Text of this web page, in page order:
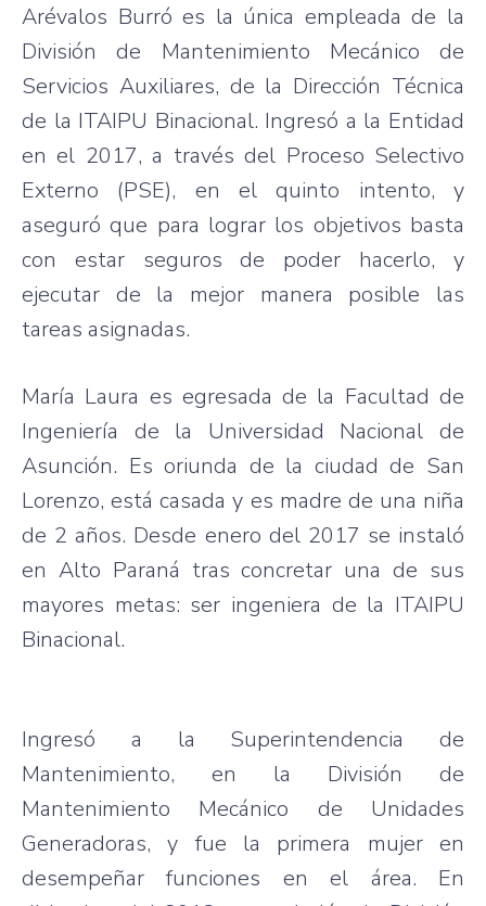
Arévalos Burró es la única empleada de la
División de Mantenimiento Mecánico de
Servicios Auxiliares, de la Dirección Técnica
de la ITAIPU Binacional. Ingresó a la Entidad
en el 2017, a través del Proceso Selectivo
Externo (PSE), en el quinto intento, y
aseguró que para lograr los objetivos basta
con estar seguros de poder hacerlo, y
ejecutar de la mejor manera posible las
tareas asignadas.
María Laura es egresada de la Facultad de
Ingeniería de la Universidad Nacional de
Asunción. Es oriunda de la ciudad de San
Lorenzo, está casada y es madre de una niña
de 2 años. Desde enero del 2017 se instaló
en Alto Paraná tras concretar una de sus
mayores metas: ser ingeniera de la ITAIPU
Binacional.
Ingresó a la Superintendencia de
Mantenimiento, en la División de
Mantenimiento Mecánico de Unidades
Generadoras, y fue la primera mujer en
desempeñar funciones en el área. En